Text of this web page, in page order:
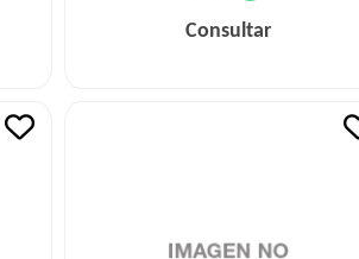
Consultar